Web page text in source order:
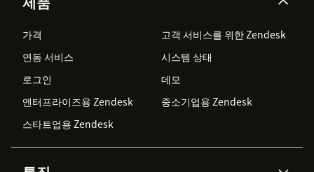
가격
고객 서비스를 위한 Zendesk
연동 서비스
시스템 상태
로그인
데모
엔터프라이즈용 Zendesk
중소기업용 Zendesk
스타트업용 Zendesk